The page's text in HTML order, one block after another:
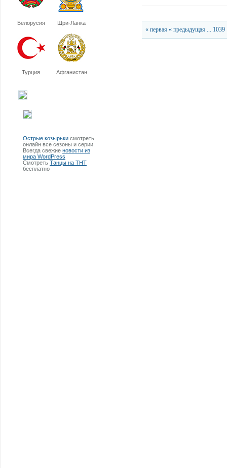
Белорусия Шри-Ланка
Турция Афганистан
Острые козырьки смотреть
онлайн все сезоны и серии.
Всегда свежие новости из
мира WordPress
Смотреть Танцы на ТНТ
бесплатно
« первая « предыдущая ... 1039